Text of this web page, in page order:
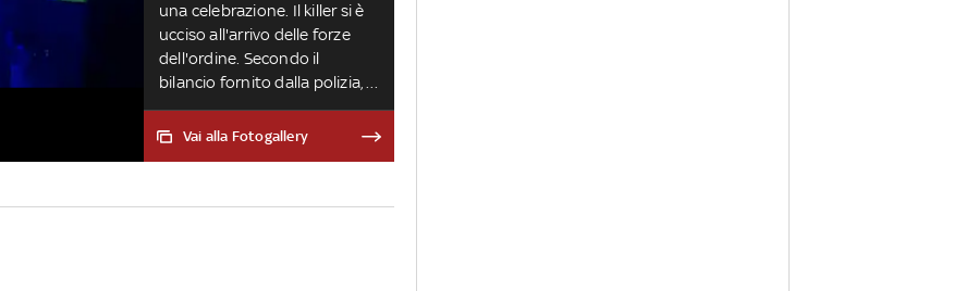
una celebrazione. Il killer si è
ucciso all'arrivo delle forze
dell'ordine. Secondo il
bilancio fornito dalla polizia, i
morti sono 8
Vai alla Fotogallery